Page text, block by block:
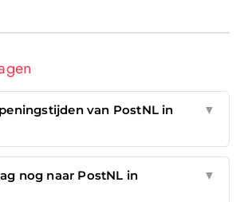
van PostNL in
▼
nog naar PostNL in
▼